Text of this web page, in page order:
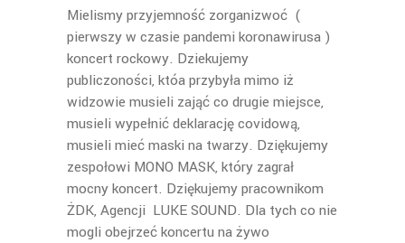
Mielismy przyjemność zorganizwoć (
pierwszy w czasie pandemi koronawirusa )
koncert rockowy. Dziekujemy
publiczoności, któa przybyła mimo iż
widzowie musieli zająć co drugie miejsce,
musieli wypełnić deklarację covidową,
musieli mieć maski na twarzy. Dziękujemy
zespołowi MONO MASK, który zagrał
mocny koncert. Dziękujemy pracownikom
ŻDK, Agencji LUKE SOUND. Dla tych co nie
mogli obejrzeć koncertu na żywo